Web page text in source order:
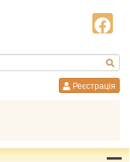
Реєстрація